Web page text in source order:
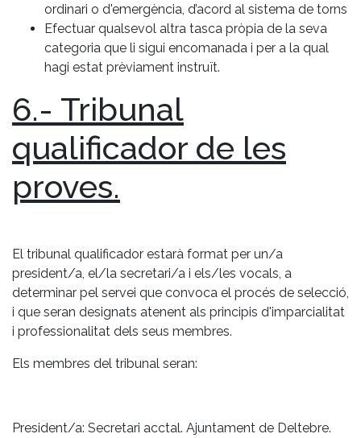
ordinari o d'emergència, d’acord al sistema de torns
Efectuar qualsevol altra tasca pròpia de la seva
categoria que li sigui encomanada i per a la qual
hagi estat prèviament instruït.
6.- Tribunal
qualificador de les
proves.
El tribunal qualificador estarà format per un/a
president/a, el/la secretari/a i els/les vocals, a
determinar pel servei que convoca el procés de selecció,
i que seran designats atenent als principis d'imparcialitat
i professionalitat dels seus membres.
Els membres del tribunal seran:
President/a: Secretari acctal. Ajuntament de Deltebre.